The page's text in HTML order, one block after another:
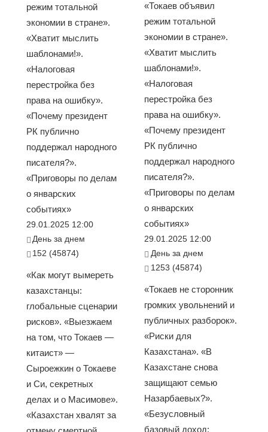
режим тотальной
экономии в стране».
«Хватит мыслить
шаблонами!».
«Налоговая
перестройка без
права на ошибку».
«Почему президент
РК публично
поддержал народного
писателя?».
«Приговоры по делам
о январских
событиях»
29.01.2025 12:00
День за днем
152 (45874)
«Как могут вымереть
казахстанцы:
глобальные сценарии
рисков». «Выезжаем
на том, что Токаев —
китаист» —
Сыроежкин о Токаеве
и Си, секретных
делах и о Масимове».
«Казахстан хвалят за
«Токаев объявил
режим тотальной
экономии в стране».
«Хватит мыслить
шаблонами!».
«Налоговая
перестройка без
права на ошибку».
«Почему президент
РК публично
поддержал народного
писателя?».
«Приговоры по делам
о январских
событиях»
29.01.2025 12:00
День за днем
1253 (45874)
«Токаев не сторонник
громких увольнений и
публичных разборок».
«Риски для
Казахстана». «В
Казахстане снова
защищают семью
Назарбаевых?».
«Безусловный
базовый доход: